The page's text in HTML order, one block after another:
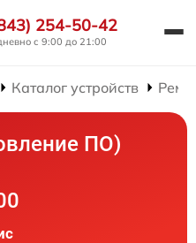
254-50-42
с 9:00 до 21:00
Каталог устройств
ПО)